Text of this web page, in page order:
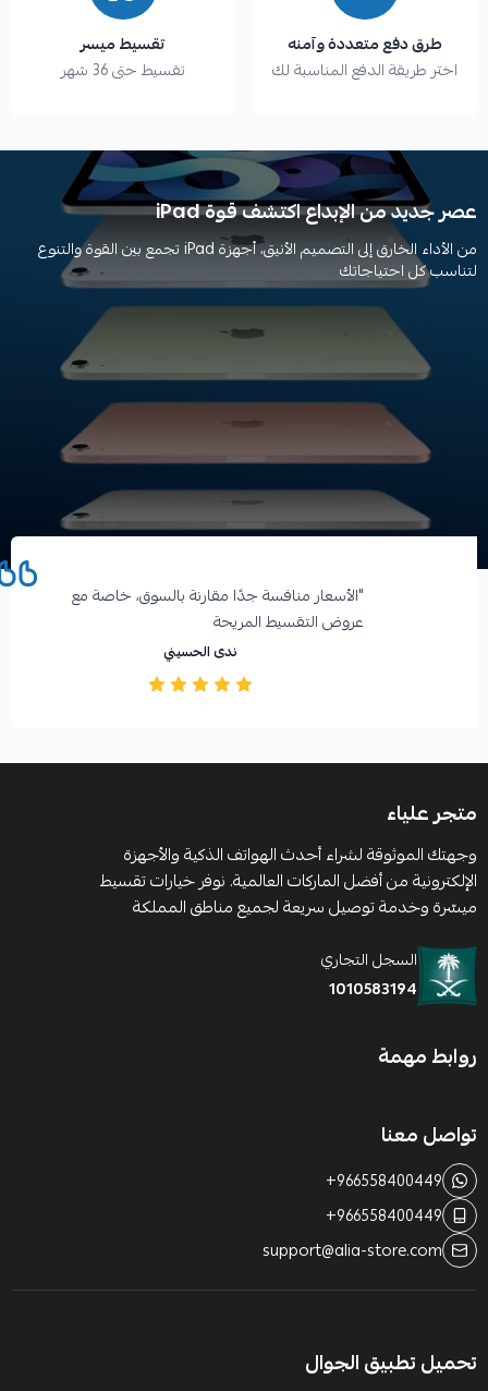
طرق دفع متعددة وآمنه
اختر طريقة الدفع المناسبة لك
تقسيط ميسر
تقسيط حتى 36 شهر
عصر جديد من الإبداع اكتشف قوة iPad
من الأداء الخارق إلى التصميم الأنيق، أجهزة iPad تجمع بين القوة والتنوع
لتناسب كل احتياجاتك
آراء العملاء
"الأسعار منافسة جدًا مقارنة بالسوق، خاصة مع
عروض التقسيط المريحة️
ندى الحسيني
متجر علياء
وجهتك الموثوقة لشراء أحدث الهواتف الذكية والأجهزة
الإلكترونية من أفضل الماركات العالمية. نوفر خيارات تقسيط
ميسّرة وخدمة توصيل سريعة لجميع مناطق المملكة
السجل التجاري
1010583194
روابط مهمة
تواصل معنا
+966558400449
+966558400449
support@alia-store.com
تحميل تطبيق الجوال